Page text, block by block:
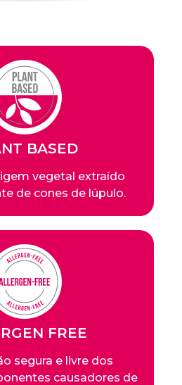
BASED
vegetal extraído
de cones de lúpulo.
FREE
segura e livre dos
causadores de